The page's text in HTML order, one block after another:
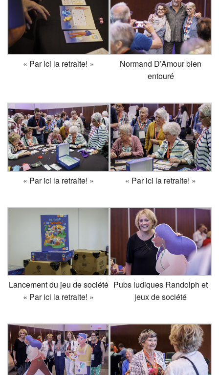
« Par ici la retraite! »
Normand D’Amour bien
entouré
« Par ici la retraite! » « Par ici la retraite! »
Lancement du jeu de société
« Par ici la retraite! »
Pubs ludiques Randolph et
jeux de société